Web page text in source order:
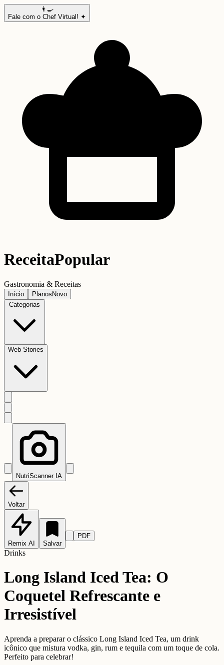
👨‍🍳
Fale com o Chef Virtual! ✦
ReceitaPopular
Gastronomia & Receitas
Início Planos Novo
Categorias
Web Stories
NutriScanner IA
Voltar
Remix AI Salvar
PDF
Drinks
Long Island Iced Tea: O
Coquetel Refrescante e
Irresistível
Aprenda a preparar o clássico Long Island Iced Tea, um drink
icônico que mistura vodka, gin, rum e tequila com um toque de cola.
Perfeito para celebrar!